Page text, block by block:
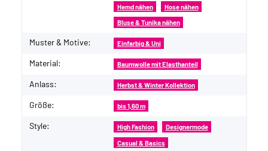
Hemd nähen Hose nähen
Bluse & Tunika nähen
Muster & Motive: Einfarbig & Uni
Material: Baumwolle mit Elasthanteil
Anlass: Herbst & Winter Kollektion
Größe: bis 1,60 m
Style: High Fashion Designermode
Casual & Basics